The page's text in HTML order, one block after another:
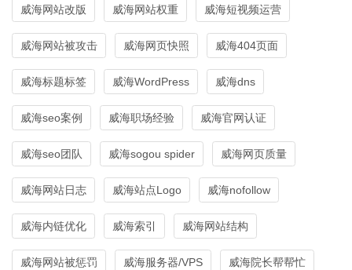
威海网站改版 威海网站权重 威海短视频运营
威海网站被攻击 威海网页快照 威海404页面
威海标题标签 威海WordPress 威海dns
威海seo案例 威海职场经验 威海官网认证
威海seo团队 威海sogou spider 威海网页质量
威海网站日志 威海站点Logo 威海nofollow
威海内链优化 威海索引 威海网站结构
威海网站被惩罚 威海服务器/VPS 威海院长帮帮忙